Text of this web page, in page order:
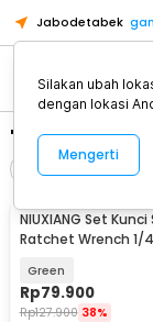
Jabodetabek
"set kunci
NIUXIANG Set Kunci
Ratchet Wrench 1/
Green
Rp79.900
Rp127.900 38%
Silakan ubah
dengan lokasi
Mengerti